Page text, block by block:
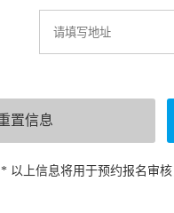
* 以上信息将用于预约报名审